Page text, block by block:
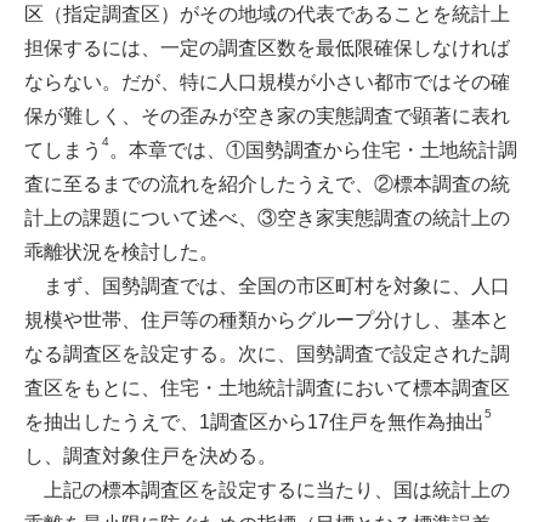
区（指定調査区）がその地域の代表であることを統計上
担保するには、一定の調査区数を最低限確保しなければ
ならない。だが、特に人口規模が小さい都市ではその確
保が難しく、その歪みが空き家の実態調査で顕著に表れ
てしまう 4。本章では、①国勢調査から住宅・土地統計調
査に至るまでの流れを紹介したうえで、②標本調査の統
計上の課題について述べ、③空き家実態調査の統計上の
乖離状況を検討した。
まず、国勢調査では、全国の市区町村を対象に、人口
規模や世帯、住戸等の種類からグループ分けし、基本と
なる調査区を設定する。次に、国勢調査で設定された調
査区をもとに、住宅・土地統計調査において標本調査区
を抽出したうえで、1調査区から17住戸を無作為抽出5
し、調査対象住戸を決める。
上記の標本調査区を設定するに当たり、国は統計上の